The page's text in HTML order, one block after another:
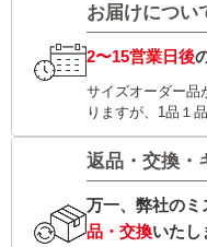
お届けについ
2〜15営業日後
サイズオーダー品
りますが、1品１
返品・交換・
万一、弊社のミ
品・交換いたし